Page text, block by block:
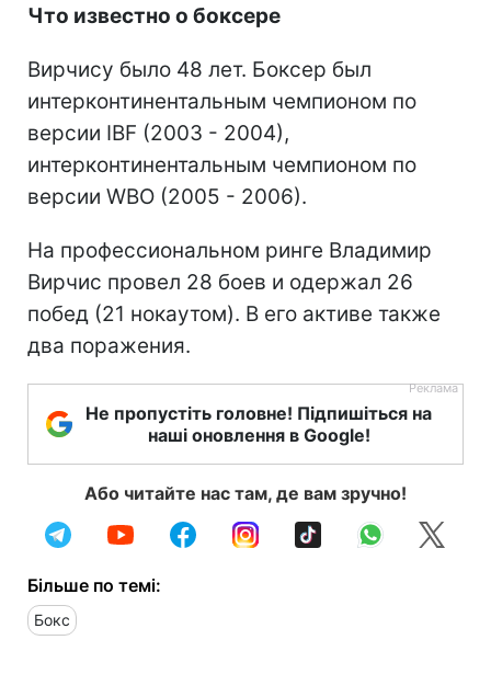
Что известно о боксере
Вирчису было 48 лет. Боксер был
интерконтинентальным чемпионом по
версии IBF (2003 - 2004),
интерконтинентальным чемпионом по
версии WBO (2005 - 2006).
На профессиональном ринге Владимир
Вирчис провел 28 боев и одержал 26
побед (21 нокаутом). В его активе также
два поражения.
Не пропустіть головне! Підпишіться на
наші оновлення в Google!
Або читайте нас там, де вам зручно!
Більше по темі:
Бокс